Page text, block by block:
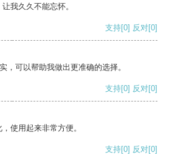
我久久不能忘怀。
支持[0] 反对[0]
，可以帮助我做出更准确的选择。
支持[0] 反对[0]
使用起来非常方便。
支持[0] 反对[0]